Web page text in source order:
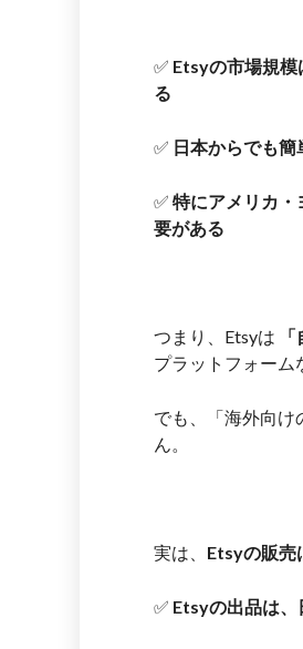
✅ Etsyの市場規模
る
✅ 日本からでも
✅ 特にアメリカ・
要がある
つまり、Etsyは
プラットフォーム
でも、「海外向
ん。
実は、 Etsyの販売
✅ Etsyの出品は、